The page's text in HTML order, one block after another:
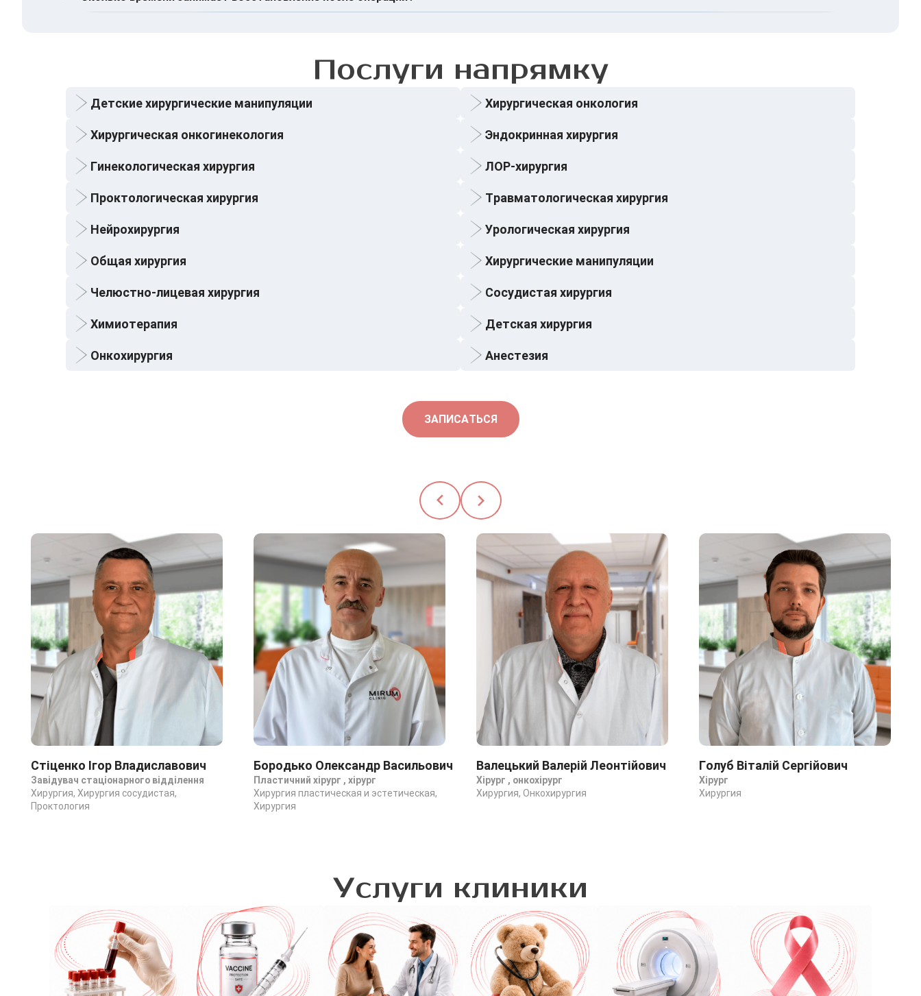
Возможность дополнительного пребывания сопровождающего в палате
Послуги напрямку
Детские хирургические манипуляции Хирургическая онкология
Хирургическая онкогинекология Эндокринная хирургия
Гинекологическая хирургия ЛОР-хирургия
Проктологическая хирургия Травматологическая хирургия
Нейрохирургия Урологическая хирургия
Общая хирургия Хирургические манипуляции
Челюстно-лицевая хирургия Сосудистая хирургия
Химиотерапия Детская хирургия
Онкохирургия Анестезия
ЗАПИСАТЬСЯ
Стіценко Ігор Владиславович
Завідувач стаціонарного відділення
Хирургия, Хирургия сосудистая,
Проктология
Бородько Олександр Васильович
Пластичний хірург , хірург
Хирургия пластическая и эстетическая,
Хирургия
Валецький Валерій Леонтійович
Хірург , онкохірург
Хирургия, Онкохирургия
Голуб Віталій Сергійович
Хірург
Хирургия
Услуги клиники